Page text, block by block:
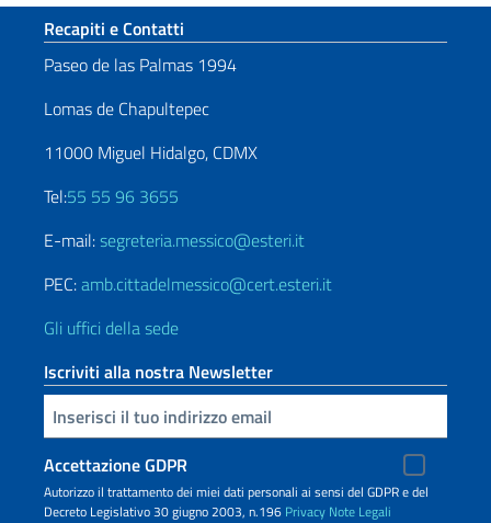
Sezione footer
Recapiti e Contatti
Paseo de las Palmas 1994
Lomas de Chapultepec
11000 Miguel Hidalgo, CDMX
Tel:55 55 96 3655
E-mail:segreteria.messico@esteri.it
PEC:amb.cittadelmessico@cert.esteri.it
Gli uffici della sede
Iscriviti alla nostra Newsletter
Inserisci la tua email
Accettazione GDPR
Autorizzo il trattamento dei miei dati personali ai sensi del GDPR e del
Decreto Legislativo 30 giugno 2003, n.196 Privacy Note Legali